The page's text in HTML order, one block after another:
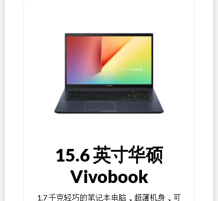
15.6 英寸华硕
Vivobook
1.7 千克轻巧的笔记本电脑，超薄机身，可